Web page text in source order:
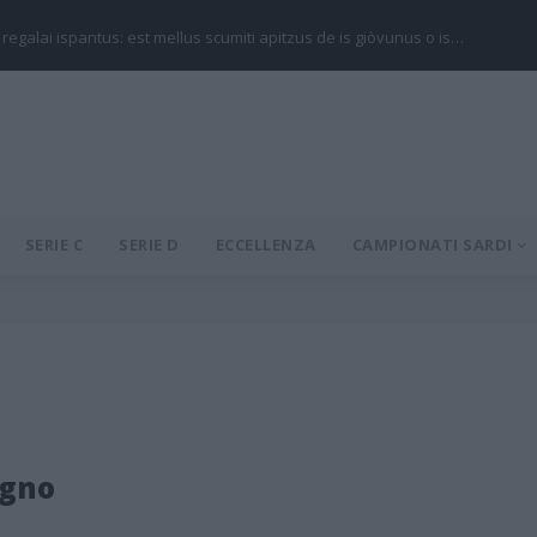
regalai ispantus: est mellus scumiti apitzus de is giòvunus o is…
SERIE C SERIE D ECCELLENZA CAMPIONATI SARDI